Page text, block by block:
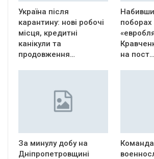
Україна після
карантину: нові робочі
місця, кредитні
канікули та
продовження…
поборах
на пост…
За минулу добу на
Дніпропетровщині